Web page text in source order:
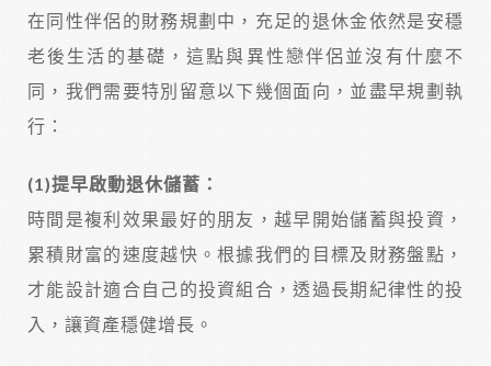
在同性伴侶的財務規劃中，充足的退休金依然是安穩
老後生活的基礎，這點與異性戀伴侶並沒有什麼不
同，我們需要特別留意以下幾個面向，並盡早規劃執
行：
(1)提早啟動退休儲蓄：
時間是複利效果最好的朋友，越早開始儲蓄與投資，
累積財富的速度越快。根據我們的目標及財務盤點，
才能設計適合自己的投資組合，透過長期紀律性的投
入，讓資產穩健增長。